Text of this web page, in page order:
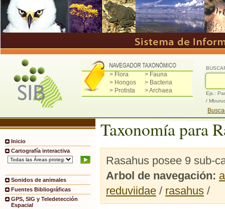
> Flora
> Fauna
> Hongos
> Bacteria
> Protista
> Archaea
Ejs.:
/
Inicio
Cartografía interactiva
Sonidos de animales
Fuentes Bibliográficas
GPS, SIG y Teledetección
Espacial
Taxonomía para
Rasahus posee 9 sub-
Arbol de navegación:
reduviidae / rasahus /